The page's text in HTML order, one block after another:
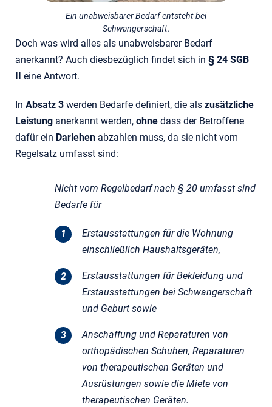
Ein unabweisbarer Bedarf entsteht bei
Schwangerschaft.
Doch was wird alles als unabweisbarer Bedarf
anerkannt? Auch diesbezüglich findet sich in § 24 SGB
eine Antwort.
In Absatz 3 werden Bedarfe definiert, die als zusätzliche
Leistung anerkannt werden, ohne dass der Betroffene
dafür ein Darlehen abzahlen muss, da sie nicht vom
Regelsatz umfasst sind:
Nicht vom Regelbedarf nach § 20 umfasst sind
Bedarfe für
Erstausstattungen für die Wohnung
einschließlich Haushaltsgeräten,
Erstausstattungen für Bekleidung und
Erstausstattungen bei Schwangerschaft
und Geburt sowie
Anschaffung und Reparaturen von
orthopädischen Schuhen, Reparaturen
von therapeutischen Geräten und
Ausrüstungen sowie die Miete von
therapeutischen Geräten.